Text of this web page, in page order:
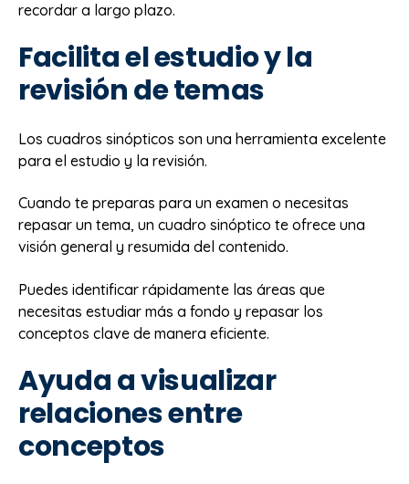
recordar a largo plazo.
Facilita el estudio y la
revisión de temas
Los cuadros sinópticos son una herramienta excelente
para el estudio y la revisión.
Cuando te preparas para un examen o necesitas
repasar un tema, un cuadro sinóptico te ofrece una
visión general y resumida del contenido.
Puedes identificar rápidamente las áreas que
necesitas estudiar más a fondo y repasar los
conceptos clave de manera eficiente.
Ayuda a visualizar
relaciones entre
conceptos